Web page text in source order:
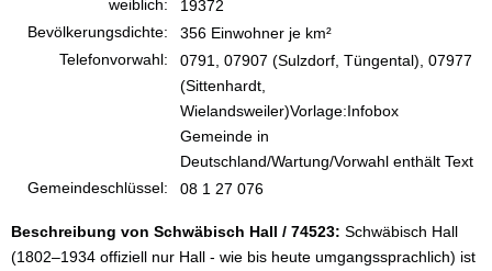
weiblich:
19372
Bevölkerungsdichte:
356 Einwohner je km²
Telefonvorwahl:
0791, 07907 (Sulzdorf, Tüngental), 07977
(Sittenhardt,
Wielandsweiler)Vorlage:Infobox
Gemeinde in
Deutschland/Wartung/Vorwahl enthält Text
Gemeindeschlüssel:
08 1 27 076
Beschreibung von Schwäbisch Hall / 74523: Schwäbisch Hall
(1802–1934 offiziell nur Hall - wie bis heute umgangssprachlich) ist